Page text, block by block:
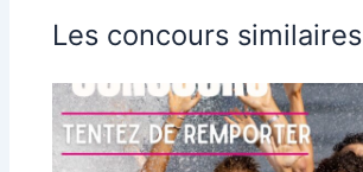
Les concours similaires